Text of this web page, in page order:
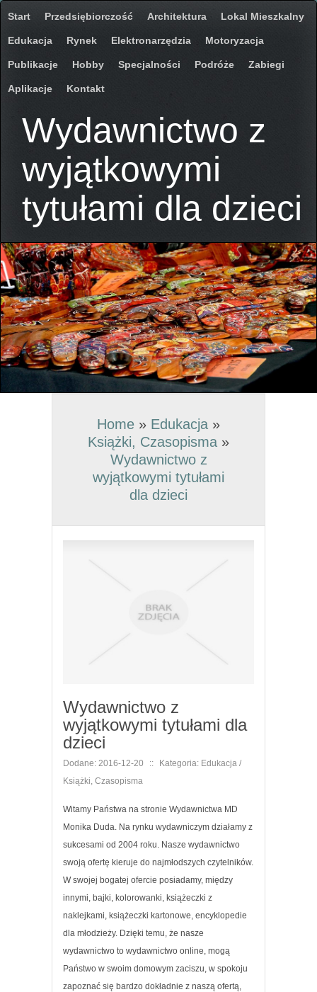
Start Przedsiębiorczość Architektura Lokal Mieszkalny
Edukacja Rynek Elektronarzędzia Motoryzacja
Publikacje Hobby Specjalności Podróże Zabiegi
Aplikacje Kontakt
Wydawnictwo z
wyjątkowymi
tytułami dla dzieci
Home » Edukacja »
Książki, Czasopisma »
Wydawnictwo z
wyjątkowymi tytułami
dla dzieci
Wydawnictwo z
wyjątkowymi tytułami dla
dzieci
Dodane: 2016-12-20 ::
Kategoria: Edukacja /
Książki, Czasopisma
Witamy Państwa na stronie Wydawnictwa MD
Monika Duda. Na rynku wydawniczym działamy z
sukcesami od 2004 roku. Nasze wydawnictwo
swoją ofertę kieruje do najmłodszych czytelników.
W swojej bogatej ofercie posiadamy, między
innymi, bajki, kolorowanki, książeczki z
naklejkami, książeczki kartonowe, encyklopedie
dla młodzieży. Dzięki temu, że nasze
wydawnictwo to wydawnictwo online, mogą
Państwo w swoim domowym zaciszu, w spokoju
zapoznać się bardzo dokładnie z naszą ofertą,